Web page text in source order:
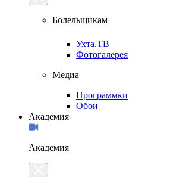
Болельщикам
Ухта.ТВ
Фотогалерея
Медиа
Программки
Обои
Академия
Академия